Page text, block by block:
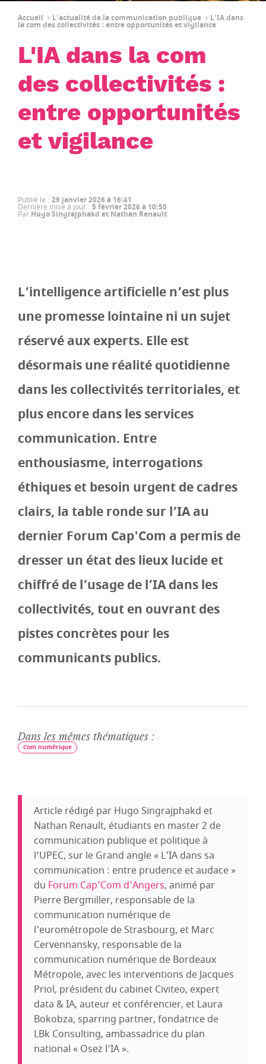
Accueil L'actualité de la communication publique L'IA dans
la com des collectivités : entre opportunités et vigilance
L'IA dans la com
des collectivités :
entre opportunités
et vigilance
Publié le : 29 janvier 2026 à 16:41
Dernière mise à jour : 5 février 2026 à 10:50
Par Hugo Singrajphakd et Nathan Renault
L’intelligence artificielle n’est plus
une promesse lointaine ni un sujet
réservé aux experts. Elle est
désormais une réalité quotidienne
dans les collectivités territoriales, et
plus encore dans les services
communication. Entre
enthousiasme, interrogations
éthiques et besoin urgent de cadres
clairs, la table ronde sur l’IA au
dernier Forum Cap'Com a permis de
dresser un état des lieux lucide et
chiffré de l’usage de l’IA dans les
collectivités, tout en ouvrant des
pistes concrètes pour les
communicants publics.
Dans les mêmes thématiques :
Com numérique
Article rédigé par Hugo Singrajphakd et
Nathan Renault, étudiants en master 2 de
communication publique et politique à
l’UPEC, sur le Grand angle « L'IA dans sa
communication : entre prudence et audace »
du Forum Cap'Com d'Angers, animé par
Pierre Bergmiller, responsable de la
communication numérique de
l'eurométropole de Strasbourg, et Marc
Cervennansky, responsable de la
communication numérique de Bordeaux
Métropole, avec les interventions de Jacques
Priol, président du cabinet Civiteo, expert
data & IA, auteur et conférencier, et Laura
Bokobza, sparring partner, fondatrice de
LBk Consulting, ambassadrice du plan
national « Osez l’IA ».